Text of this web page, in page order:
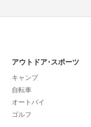
アウトドア･スポーツ
キャンプ
自転車
オートバイ
ゴルフ